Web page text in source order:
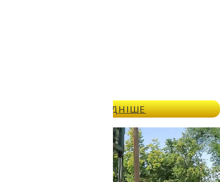
ДОКЛАДНІШЕ